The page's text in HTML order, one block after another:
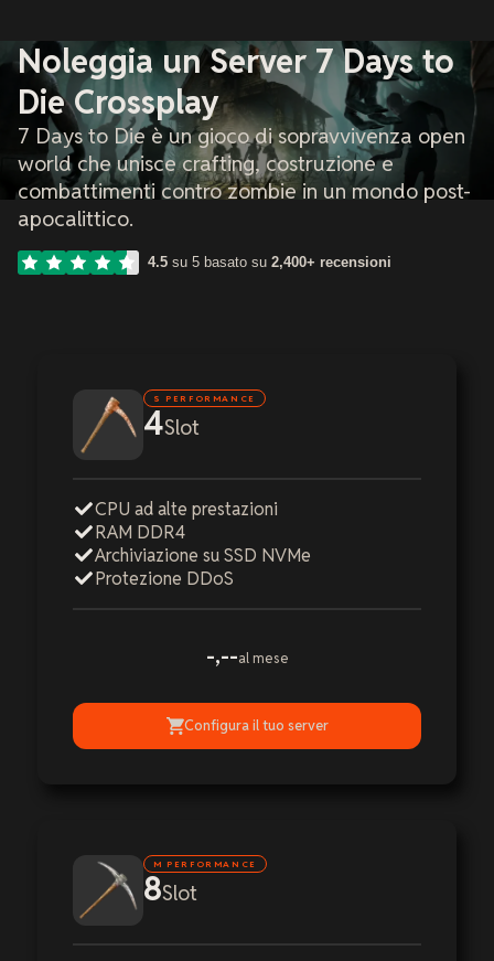
Noleggia un Server 7 Days to
Die Crossplay
7 Days to Die è un gioco di sopravvivenza open
world che unisce crafting, costruzione e
combattimenti contro zombie in un mondo post-
apocalittico.
4.5 su 5 basato su 2,400+ recensioni
S PERFORMANCE
4Slot
CPU ad alte prestazioni
RAM DDR4
Archiviazione su SSD NVMe
Protezione DDoS
-,--al mese
Configura il tuo server
M PERFORMANCE
8Slot